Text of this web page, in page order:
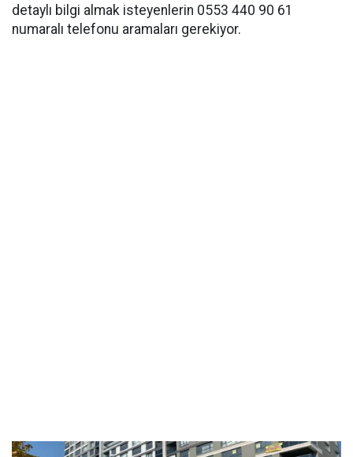
detaylı bilgi almak isteyenlerin 0553 440 90 61
numaralı telefonu aramaları gerekiyor.